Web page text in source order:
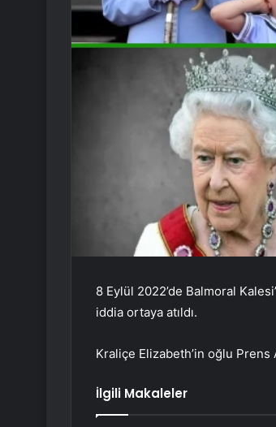
8 Eylül 2022’de Balmoral
iddia ortaya atıldı.
Kraliçe Elizabeth’in oğlu Prens
İlgili Makaleler